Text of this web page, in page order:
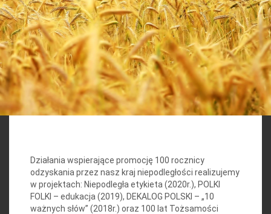
Działania wspierające promocję 100 rocznicy
odzyskania przez nasz kraj niepodległości realizujemy
w projektach: Niepodległa etykieta (2020r.), POLKI
FOLKI – edukacja (2019), DEKALOG POLSKI – „10
ważnych słów” (2018r.) oraz 100 lat Tożsamości